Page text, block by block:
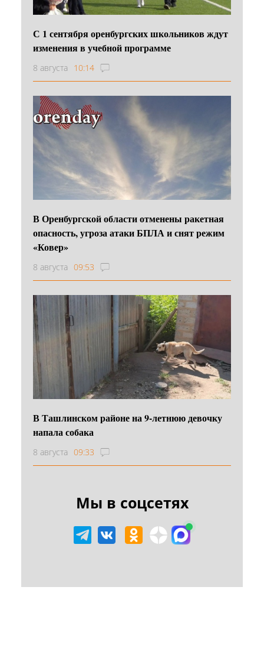
С 1 сентября оренбургских школьников ждут
изменения в учебной программе
8 августа 10:14
В Оренбургской области отменены ракетная
опасность, угроза атаки БПЛА и снят режим
«Ковер»
8 августа 09:53
В Ташлинском районе на 9-летнюю девочку
напала собака
8 августа 09:33
Мы в соцсетях